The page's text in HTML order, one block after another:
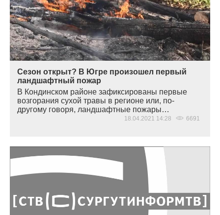
Сезон открыт? В Югре произошел первый
ландшафтный пожар
В Кондинском районе зафиксированы первые
возгорания сухой травы в регионе или, по-
другому говоря, ландшафтные пожары…
18.04.2021 14:28 6691